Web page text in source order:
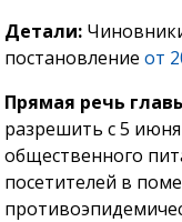
Детали:
постановлениеот
Прямая речь
разрешить с 5
общественного
посетителей в